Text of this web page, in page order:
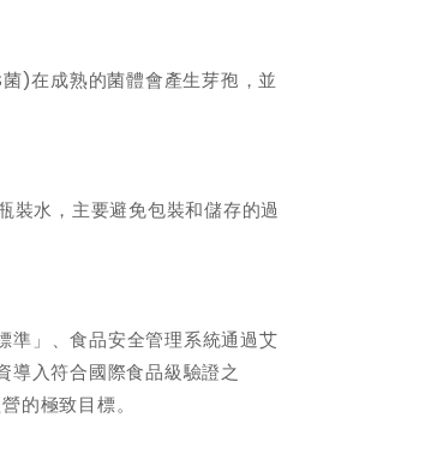
)在成熟的菌體會產生芽孢，並
水，主要避免包裝和儲存的過
準」、食品安全管理系統通過艾
導入符合國際食品級驗證之
的極致目標。